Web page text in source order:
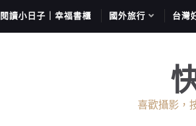
閱讀小日子｜幸福書櫃 國外旅行 台灣
喜歡攝影，